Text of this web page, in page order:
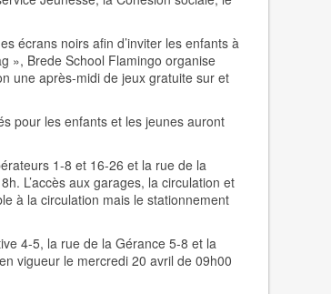
écrans noirs afin d’inviter les enfants à
», Brede School Flamingo organise
une après-midi de jeux gratuite sur et
pour les enfants et les jeunes auront
1-8 et 16-26 et la rue de la
L’accès aux garages, la circulation et
à la circulation mais le stationnement
4-5, la rue de la Gérance 5-8 et la
vigueur le mercredi 20 avril de 09h00